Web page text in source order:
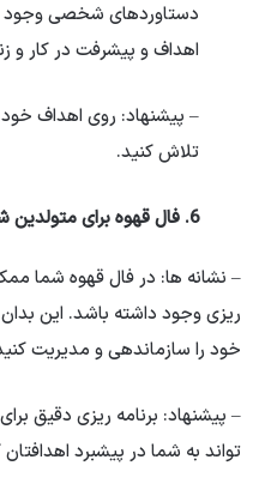
دستاوردهای شخصی وجود
اهداف و پیشرفت در کار و
– پیشنهاد: روی اهداف خود
تلاش کنید.
6. فال قهوه برای متولدین شهریور (باکره)
– نشانه ها: در فال قهوه شما
ریزی وجود داشته باشد. این
خود را سازماندهی و مدیریت
– پیشنهاد: برنامه ریزی دقیق
تواند به شما در پیشبرد